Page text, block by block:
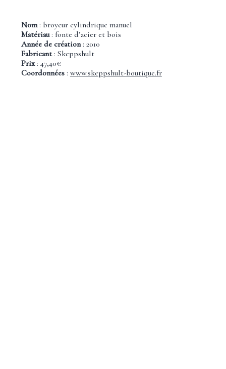
Nom: broyeur cylindrique manuel
Matériau: fonte d’acier et bois
Année de création: 2010
Fabricant: Skeppshult
Prix: 47,40€
Coordonnées: www.skeppshult-boutique.fr